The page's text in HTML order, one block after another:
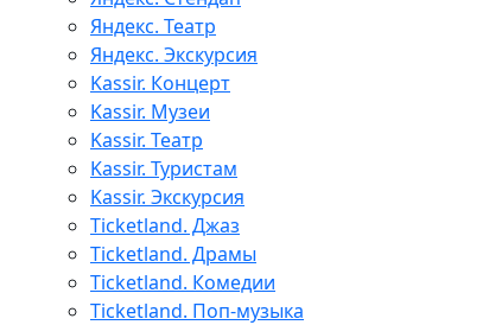
Яндекс. Театр
Яндекс. Экскурсия
Kassir. Концерт
Kassir. Музеи
Kassir. Театр
Kassir. Туристам
Kassir. Экскурсия
Ticketland. Джаз
Ticketland. Драмы
Ticketland. Комедии
Ticketland. Поп-музыка